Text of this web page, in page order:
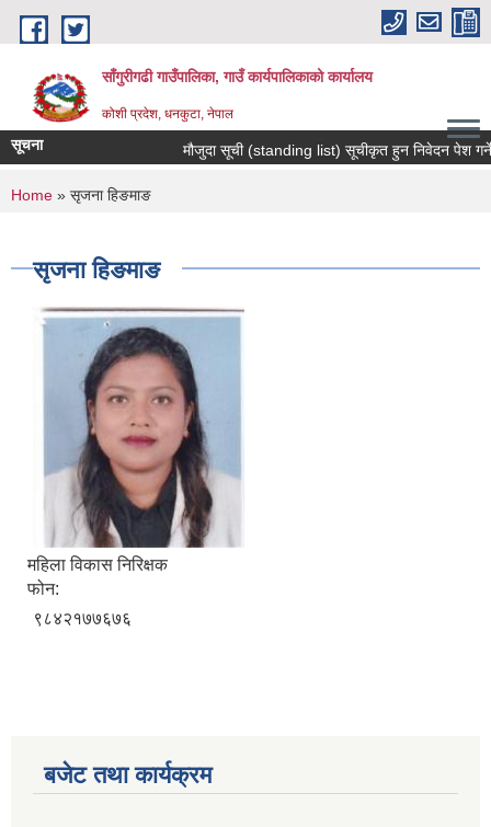
Skip to main content
साँगुरीगढी गाउँपालिका, गाउँ कार्यपालिकाको कार्यालय
कोशी प्रदेश, धनकुटा, नेपाल
सूचना मौजुदा सूची (standing list) सूचीकृत हुन निवेदन पेश गर्ने
You are here
Home » सृजना हिङमाङ
सृजना हिङमाङ
महिला विकास निरिक्षक
फोन:
९८४२१७७६७६
बजेट तथा कार्यक्रम